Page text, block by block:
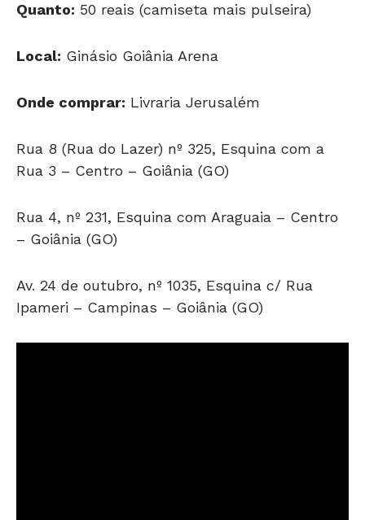
Quanto: 50 reais (camiseta mais pulseira)
Local: Ginásio Goiânia Arena
Onde comprar: Livraria Jerusalém
Rua 8 (Rua do Lazer) nº 325, Esquina com a
Rua 3 – Centro – Goiânia (GO)
Rua 4, nº 231, Esquina com Araguaia – Centro
– Goiânia (GO)
Av. 24 de outubro, nº 1035, Esquina c/ Rua
Ipameri – Campinas – Goiânia (GO)